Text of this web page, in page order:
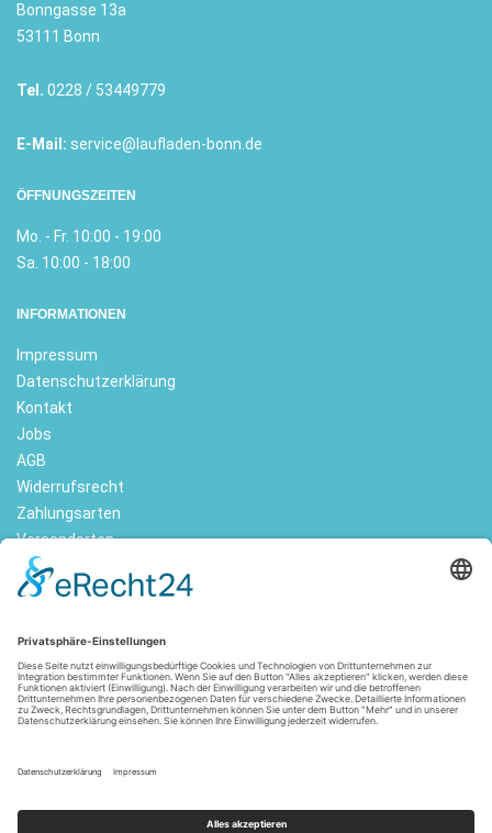
Bonngasse 13a
53111 Bonn
Tel. 0228 / 53449779
E-Mail: service@laufladen-bonn.de
ÖFFNUNGSZEITEN
Mo. - Fr. 10:00 - 19:00
Sa. 10:00 - 18:00
INFORMATIONEN
Impressum
Datenschutzerklärung
Kontakt
Jobs
AGB
Widerrufsrecht
Zahlungsarten
Versandarten
FOLGE UNS
Alle Preise inkl. Mehrwertsteuer